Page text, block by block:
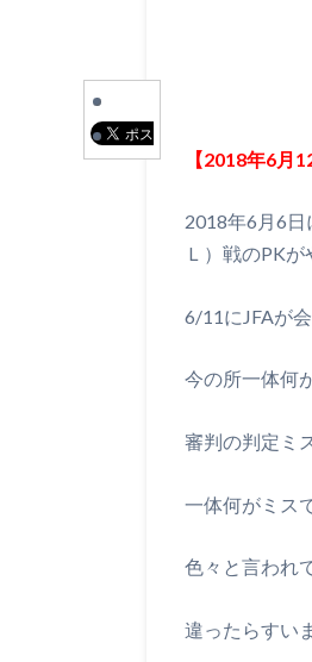
【2018年6月
2018年6月6日
Ｌ）戦のPKが
6/11にJFAが
今の所一体何
審判の判定ミ
一体何がミス
色々と言われ
違ったらすい